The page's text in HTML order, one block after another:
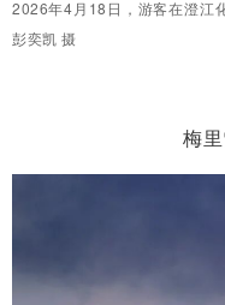
2026年4月18日，游客在澄江
彭奕凯 摄
梅